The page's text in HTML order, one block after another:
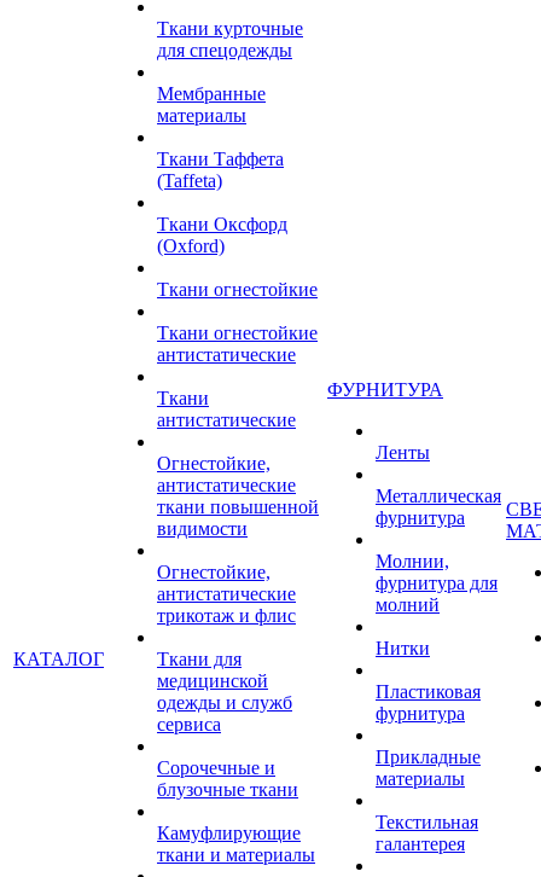
КАТАЛОГ
Ткани курточные
для спецодежды
Мембранные
материалы
Ткани Таффета
(Taffeta)
Ткани Оксфорд
(Oxford)
Ткани огнестойкие
Ткани огнестойкие
антистатические
Ткани
антистатические
Огнестойкие,
антистатические
ткани повышенной
видимости
Огнестойкие,
антистатические
трикотаж и флис
Ткани для
медицинской
одежды и служб
сервиса
Сорочечные и
блузочные ткани
Камуфлирующие
ткани и материалы
ФУРНИТУРА
Ленты
Металлическая
фурнитура
Молнии,
фурнитура для
молний
Нитки
Пластиковая
фурнитура
Прикладные
материалы
Текстильная
галантерея